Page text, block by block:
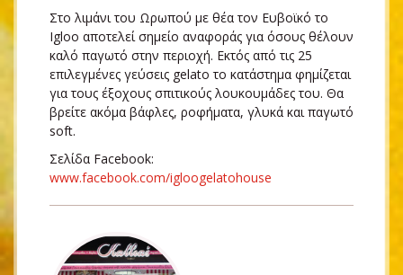
Στο λιμάνι του Ωρωπού με θέα τον Ευβοϊκό το
Igloo αποτελεί σημείο αναφοράς για όσους θέλουν
καλό παγωτό στην περιοχή. Εκτός από τις 25
επιλεγμένες γεύσεις gelato το κατάστημα φημίζεται
για τους έξοχους σπιτικούς λουκουμάδες του. Θα
βρείτε ακόμα βάφλες, ροφήματα, γλυκά και παγωτό
soft.
Σελίδα Facebook:
www.facebook.com/igloogelatohouse